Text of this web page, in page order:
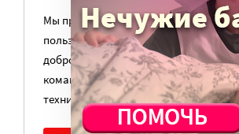
Мы просим подписаться на
пользу нашего сайта. Милосердие.ru
добровольным пожертвованиям
командировки, съемки, зарплаты
техническую поддержку сайта нужны